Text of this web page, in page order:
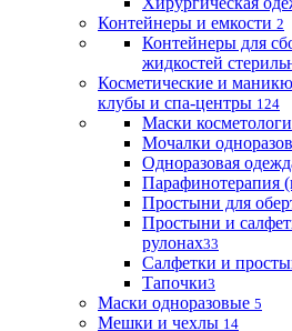
Контейнеры и емкости 2
Контейнеры для
жидкостей
Косметические и
клубы и спа-центры 124
Маски
Мочалки
Одноразовая
Парафинотерапия
Простыни для
Простыни и
рулонах33
Салфетки и
Тапочки3
Маски одноразовые 5
Мешки и чехлы 14